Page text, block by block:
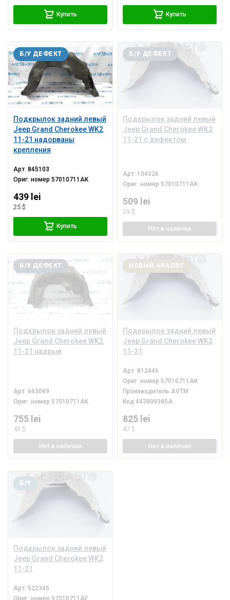
Купить Купить
Подкрылок задний левый
Jeep Grand Cherokee WK2
11-21 надорваны
крепления
Б/У ДЕФЕКТ
Арт.845103
Ориг. номер57010711AK
439 lei
25 $
Купить
Подкрылок задний левый
Jeep Grand Cherokee WK2
11-21 с дефектом
Б/У ДЕФЕКТ
Арт. 104326
Ориг. номер 57010711AK
509 lei
29 $
Нет в наличии
Подкрылок задний левый
Jeep Grand Cherokee WK2
11-21 надрыв
Б/У ДЕФЕКТ
Арт. 663049
Ориг. номер 57010711AK
755 lei
43 $
Нет в наличии
Подкрылок задний левый
Jeep Grand Cherokee WK2
11-21
НОВЫЙ АНАЛОГ
Арт. 812446
Ориг. номер 57010711AK
Производитель AVTM
Код443809385A
825 lei
47 $
Нет в наличии
Подкрылок задний левый
Jeep Grand Cherokee WK2
11-21
Б/У
Арт. 522345
Ориг. номер 57010711AE